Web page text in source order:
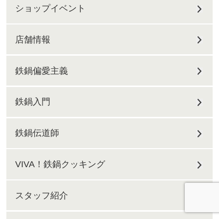
ショップイベント
店舗情報
鉄鍋偏愛主義
鉄鍋入門
鉄鍋伝道師
VIVA！鉄鍋クッキング
スタッフ紹介